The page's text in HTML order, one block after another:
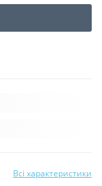
Всі характеристики